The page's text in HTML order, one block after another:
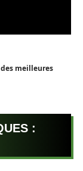
meilleures
: